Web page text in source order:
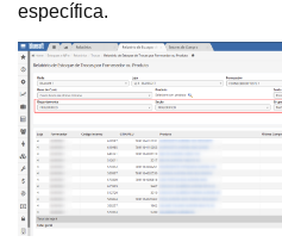
específica.